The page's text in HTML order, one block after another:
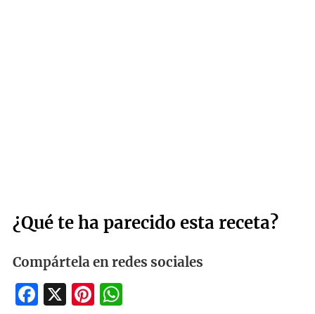
¿Qué te ha parecido esta receta?
Compártela en redes sociales
Facebook
X Pinterest
WhatsApp